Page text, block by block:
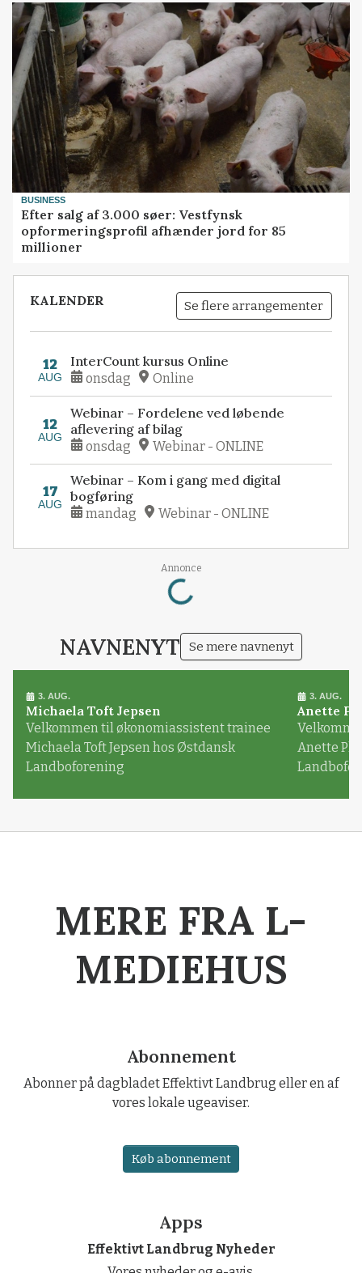
BUSINESS
Efter salg af 3.000 søer: Vestfynsk
opformeringsprofil afhænder jord for 85
millioner
KALENDER Se flere arrangementer
12
AUG
InterCount kursus Online
onsdag Online
12
AUG
Webinar – Fordelene ved løbende
aflevering af bilag
onsdag Webinar - ONLINE
17
AUG
Webinar – Kom i gang med digital
bogføring
mandag Webinar - ONLINE
Annonce
Loading...
NAVNENYT Se mere navnenyt
3. AUG.
Michaela Toft Jepsen
Velkommen til økonomiassistent trainee
Michaela Toft Jepsen hos Østdansk
Landboforening
3. AUG.
Anette
Anette
MERE FRA L-
MEDIEHUS
Abonnement
Abonner på dagbladet Effektivt Landbrug eller en af
vores lokale ugeaviser.
Køb abonnement
Apps
Effektivt Landbrug Nyheder